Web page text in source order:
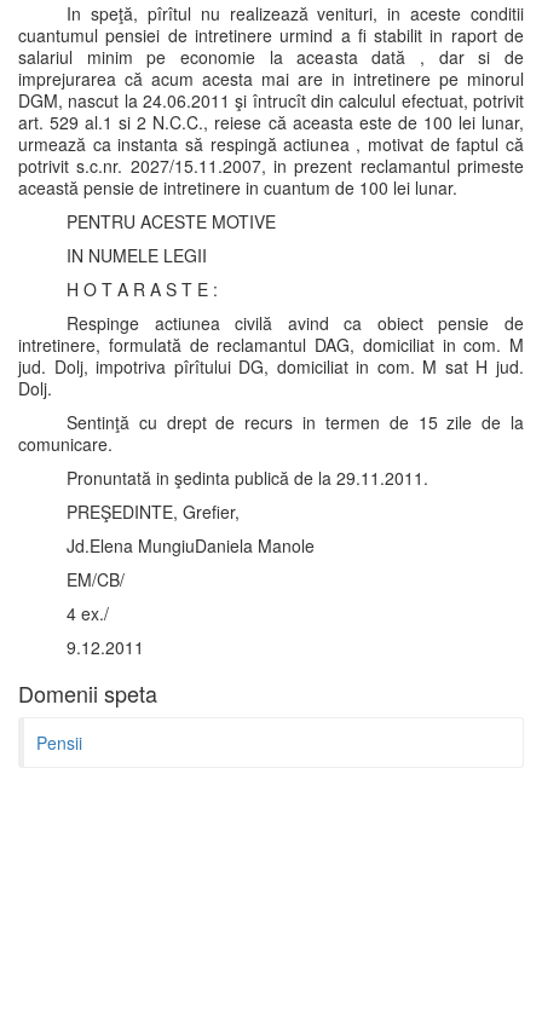
In speţă, pîrîtul nu realizează venituri, in aceste conditii
cuantumul pensiei de intretinere urmind a fi stabilit in raport de
salariul minim pe economie la aceasta dată , dar si de
imprejurarea că acum acesta mai are in intretinere pe minorul
DGM, nascut la 24.06.2011 şi întrucît din calculul efectuat, potrivit
art. 529 al.1 si 2 N.C.C., reiese că aceasta este de 100 lei lunar,
urmează ca instanta să respingă actiunea , motivat de faptul că
potrivit s.c.nr. 2027/15.11.2007, in prezent reclamantul primeste
această pensie de intretinere in cuantum de 100 lei lunar.
PENTRU ACESTE MOTIVE
IN NUMELE LEGII
H O T A R A S T E :
Respinge actiunea civilă avind ca obiect pensie de
intretinere, formulată de reclamantul DAG, domiciliat in com. M
jud. Dolj, impotriva pîrîtului DG, domiciliat in com. M sat H jud.
Dolj.
Sentinţă cu drept de recurs in termen de 15 zile de la
comunicare.
Pronuntată in şedinta publică de la 29.11.2011.
PREŞEDINTE, Grefier,
Jd.Elena MungiuDaniela Manole
EM/CB/
4 ex./
9.12.2011
Domenii speta
Pensii